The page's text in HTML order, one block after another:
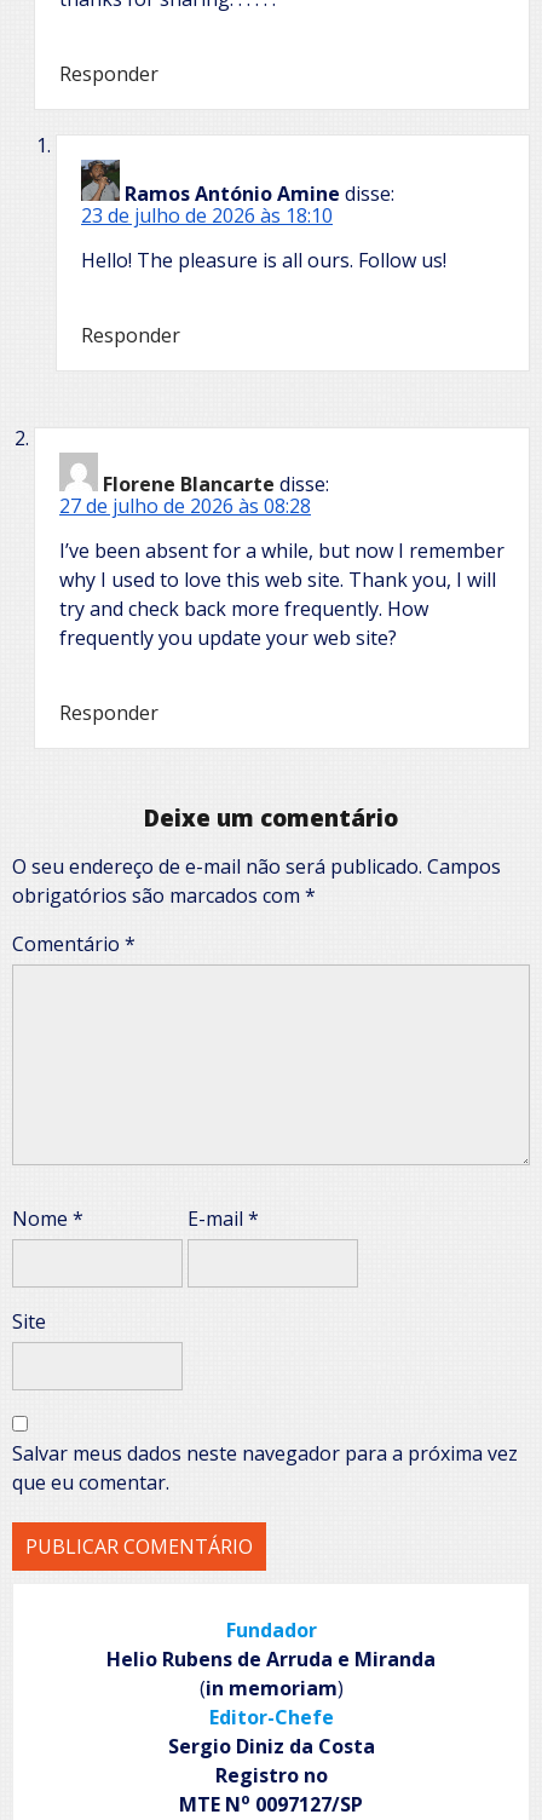
Responder
Ramos António Amine disse:
23 de julho de 2026 às 18:10
Hello! The pleasure is all ours. Follow us!
Responder
Florene Blancarte disse:
27 de julho de 2026 às 08:28
I’ve been absent for a while, but now I remember
why I used to love this web site. Thank you, I will
try and check back more frequently. How
frequently you update your web site?
Responder
Deixe um comentário
O seu endereço de e-mail não será publicado. Campos
obrigatórios são marcados com *
Comentário *
Nome* E-mail*
Site
Salvar meus dados neste navegador para a próxima vez
que eu comentar.
Fundador
Helio Rubens de Arruda e Miranda
(in memoriam)
Editor-Chefe
Sergio Diniz da Costa
Registro no
MTE No 0097127/SP